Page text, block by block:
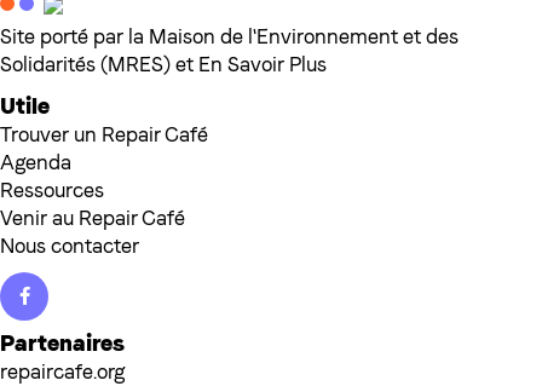
Site porté par la Maison de l'Environnement et des
Solidarités (MRES) et En Savoir Plus
Utile
Trouver un Repair Café
Agenda
Ressources
Venir au Repair Café
Nous contacter
Facebook
Partenaires
repaircafe.org